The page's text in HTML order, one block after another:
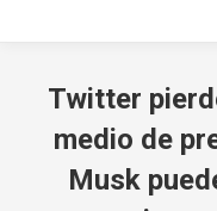
Twitter
medio de
Musk